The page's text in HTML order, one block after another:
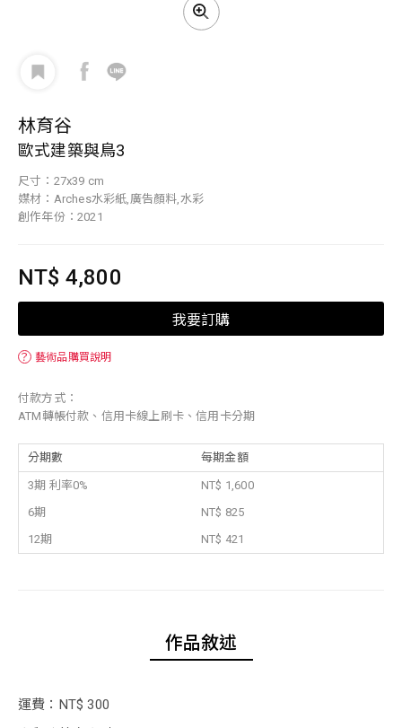
林育谷
歐式建築與鳥3
尺寸：27x39 cm
媒材：Arches水彩紙,廣告顏料,水彩
創作年份：2021
NT$ 4,800
我要訂購
？ 藝術品購買說明
付款方式：
ATM轉帳付款、信用卡線上刷卡、信用卡分期
分期數 每期金額
3期 利率0%
NT$ 1,600
6期
NT$ 825
12期
NT$ 421
作品敘述
運費：NT$ 300